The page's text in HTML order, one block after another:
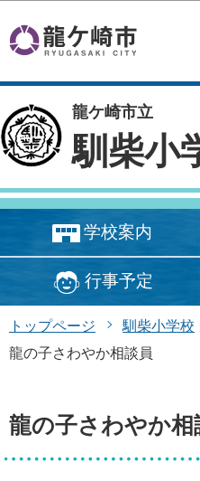
龍ケ崎市立
馴柴小
学校案内
行事予定
トップページ 馴柴小学校
龍の子さわやか相談員
龍の子さわやか相